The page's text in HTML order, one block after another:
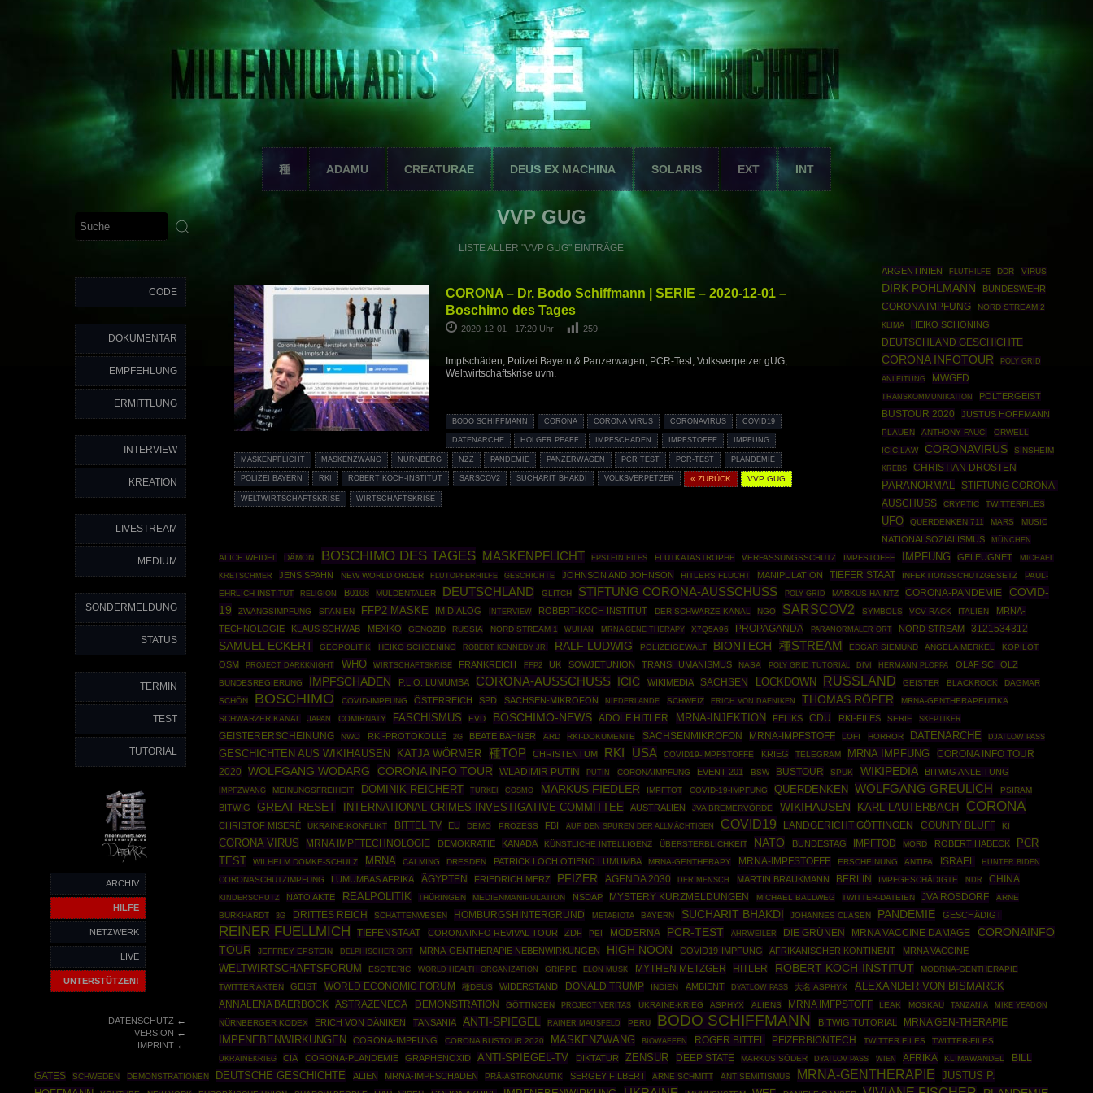
種 ADAMU CREATURAE DEUS EX MACHINA SOLARIS EXT INT
CODE
DOKUMENTAR
EMPFEHLUNG
ERMITTLUNG
INTERVIEW
KREATION
LIVESTREAM
MEDIUM
SONDERMELDUNG
STATUS
TERMIN
TEST
TUTORIAL
ARCHIV
HILFE
NETZWERK
LIVE
UNTERSTÜTZEN!
DATENSCHUTZ←
VERSION ←
IMPRINT←
VVP GUG
LISTE ALLER "VVP GUG" EINTRÄGE
CORONA – Dr. Bodo Schiffmann | SERIE – 2020-12-01 –
Boschimo des Tages
2020-12-01 - 17:20 Uhr 259
Impfschäden, Polizei Bayern & Panzerwagen, PCR-Test, Volksverpetzer gUG,
Weltwirtschaftskrise uvm.
BODO SCHIFFMANN CORONA CORONA VIRUS CORONAVIRUS COVID19
DATENARCHE HOLGER PFAFF IMPFSCHADEN IMPFSTOFFE IMPFUNG
MASKENPFLICHT MASKENZWANG NÜRNBERG NZZ PANDEMIE PANZERWAGEN PCR TEST PCR-TEST PLANDEMIE
POLIZEI BAYERN RKI ROBERT KOCH-INSTITUT SARSCOV2 SUCHARIT BHAKDI VOLKSVERPETZER « ZURÜCK VVP GUG
WELTWIRTSCHAFTSKRISE WIRTSCHAFTSKRISE
ARGENTINIEN FLUTHILFE DDR VIRUS
DIRK POHLMANN
BUNDESWEHR
CORONA IMPFUNG
NORD STREAM 2
KLIMA HEIKO SCHÖNING
DEUTSCHLAND GESCHICHTE
CORONA INFOTOUR
POLY GRID
ANLEITUNG
MWGFD
TRANSKOMMUNIKATION POLTERGEIST
BUSTOUR 2020 JUSTUS HOFFMANN
PLAUEN ANTHONY FAUCI
ORWELL
ICIC.LAW
CORONAVIRUS SINSHEIM
KREBS CHRISTIAN DROSTEN
PARANORMAL
STIFTUNG CORONA-
AUSCHUSS
CRYPTIC TWITTERFILES
UFO QUERDENKEN 711 MARS MUSIC
NATIONALSOZIALISMUS
MÜNCHEN
ALICE WEIDEL
DÄMON BOSCHIMO DES TAGES MASKENPFLICHT EPSTEIN FILES FLUTKATASTROPHE VERFASSUNGSSCHUTZ IMPFSTOFFE IMPFUNG GELEUGNET MICHAEL
KRETSCHMER JENS SPAHN NEW WORLD ORDER FLUTOPFERHILFE GESCHICHTE JOHNSON AND JOHNSON HITLERS FLUCHT MANIPULATION TIEFER STAAT INFEKTIONSSCHUTZGESETZ
PAUL-
EHRLICH INSTITUT
RELIGION B0108 MULDENTALER DEUTSCHLAND GLITCH STIFTUNG CORONA-AUSSCHUSS POLY GRID MARKUS HAINTZ CORONA-PANDEMIE
COVID-
19
ZWANGSIMPFUNG SPANIEN FFP2 MASKE IM DIALOG INTERVIEW ROBERT-KOCH INSTITUT DER SCHWARZE KANAL NGO SARSCOV2 SYMBOLS VCV RACK ITALIEN
MRNA-
TECHNOLOGIE
KLAUS SCHWAB MEXIKO GENOZID RUSSIA NORD STREAM 1 WUHAN MRNA GENE THERAPY X7Q5A96 PROPAGANDA PARANORMALER ORT NORD STREAM 3121534312
SAMUEL ECKERT GEOPOLITIK HEIKO SCHOENING ROBERT KENNEDY JR. RALF LUDWIG POLIZEIGEWALT BIONTECH 種STREAM EDGAR SIEMUND ANGELA MERKEL KOPILOT
OSM PROJECT DARKKNIGHT WHO WIRTSCHAFTSKRISE FRANKREICH FFP2 UK SOWJETUNION TRANSHUMANISMUS NASA POLY GRID TUTORIAL DIVI HERMANN PLOPPA OLAF SCHOLZ
BUNDESREGIERUNG IMPFSCHADEN P.L.O. LUMUMBA CORONA-AUSSCHUSS ICIC WIKIMEDIA SACHSEN LOCKDOWN RUSSLAND GEISTER BLACKROCK
DAGMAR
SCHÖN
BOSCHIMO COVID-IMPFUNG ÖSTERREICH SPD SACHSEN-MIKROFON NIEDERLANDE SCHWEIZ ERICH VON DAENIKEN THOMAS RÖPER
MRNA-GENTHERAPEUTIKA
SCHWARZER KANAL
JAPAN COMIRNATY FASCHISMUS EVD BOSCHIMO-NEWS ADOLF HITLER MRNA-INJEKTION FELIKS CDU RKI-FILES SERIE SKEPTIKER
GEISTERERSCHEINUNG NWO RKI-PROTOKOLLE 2G BEATE BAHNER ARD RKI-DOKUMENTE SACHSENMIKROFON MRNA-IMPFSTOFF LOFI HORROR DATENARCHE DJATLOW PASS
GESCHICHTEN AUS WIKIHAUSEN KATJA WÖRMER 種TOP CHRISTENTUM RKI USA COVID19-IMPFSTOFFE KRIEG TELEGRAM MRNA IMPFUNG
CORONA INFO TOUR
2020
WOLFGANG WODARG CORONA INFO TOUR WLADIMIR PUTIN PUTIN CORONAIMPFUNG EVENT 201 BSW BUSTOUR SPUK WIKIPEDIA BITWIG ANLEITUNG
IMPFZWANG MEINUNGSFREIHEIT DOMINIK REICHERT TÜRKEI COSMO MARKUS FIEDLER IMPFTOT COVID-19-IMPFUNG QUERDENKEN WOLFGANG GREULICH PSIRAM
BITWIG GREAT RESET INTERNATIONAL CRIMES INVESTIGATIVE COMMITTEE AUSTRALIEN JVA BREMERVÖRDE WIKIHAUSEN KARL LAUTERBACH CORONA
CHRISTOF MISERÉ UKRAINE-KONFLIKT BITTEL TV EU DEMO PROZESS FBI AUF DEN SPUREN DER ALLMÄCHTIGEN COVID19 LANDGERICHT GÖTTINGEN COUNTY BLUFF KI
CORONA VIRUS MRNA IMPFTECHNOLOGIE DEMOKRATIE KANADA KÜNSTLICHE INTELLIGENZ ÜBERSTERBLICHKEIT NATO BUNDESTAG IMPFTOD MORD ROBERT HABECK
PCR
TEST
WILHELM DOMKE-SCHULZ MRNA CALMING DRESDEN PATRICK LOCH OTIENO LUMUMBA MRNA-GENTHERAPY MRNA-IMPFSTOFFE ERSCHEINUNG ANTIFA ISRAEL HUNTER BIDEN
CORONASCHUTZIMPFUNG LUMUMBAS AFRIKA ÄGYPTEN FRIEDRICH MERZ PFIZER AGENDA 2030 DER MENSCH MARTIN BRAUKMANN BERLIN IMPFGESCHÄDIGTE NDR CHINA
KINDERSCHUTZ NATO AKTE REALPOLITIK THÜRINGEN MEDIENMANIPULATION NSDAP MYSTERY KURZMELDUNGEN MICHAEL BALLWEG TWITTER-DATEIEN JVA ROSDORF
ARNE
BURKHARDT
3G DRITTES REICH SCHATTENWESEN HOMBURGSHINTERGRUND METABIOTA BAYERN SUCHARIT BHAKDI JOHANNES CLASEN PANDEMIE GESCHÄDIGT
REINER FUELLMICH TIEFENSTAAT CORONA INFO REVIVAL TOUR ZDF PEI MODERNA PCR-TEST AHRWEILER DIE GRÜNEN MRNA VACCINE DAMAGE
CORONAINFO
TOUR
JEFFREY EPSTEIN DELPHISCHER ORT MRNA-GENTHERAPIE NEBENWIRKUNGEN HIGH NOON COVID19-IMPFUNG AFRIKANISCHER KONTINENT MRNA VACCINE
WELTWIRTSCHAFTSFORUM ESOTERIC WORLD HEALTH ORGANIZATION GRIPPE ELON MUSK MYTHEN METZGER HITLER ROBERT KOCH-INSTITUT
MODRNA-GENTHERAPIE
TWITTER AKTEN
GEIST WORLD ECONOMIC FORUM 種DEUS WIDERSTAND DONALD TRUMP INDIEN AMBIENT DYATLOW PASS 大名 ASPHYX ALEXANDER VON BISMARCK
ANNALENA BAERBOCK ASTRAZENECA DEMONSTRATION GÖTTINGEN PROJECT VERITAS UKRAINE-KRIEG ASPHYX ALIENS MRNA IMFPSTOFF LEAK MOSKAU TANZANIA MIKE YEADON
NÜRNBERGER KODEX ERICH VON DÄNIKEN TANSANIA ANTI-SPIEGEL RAINER MAUSFELD PERU BODO SCHIFFMANN BITWIG TUTORIAL MRNA GEN-THERAPIE
IMPFNEBENWIRKUNGEN CORONA-IMPFUNG CORONA BUSTOUR 2020 MASKENZWANG BIOWAFFEN ROGER BITTEL PFIZERBIONTECH TWITTER FILES
TWITTER-FILES
UKRAINEKRIEG
CIA CORONA-PLANDEMIE GRAPHENOXID ANTI-SPIEGEL-TV DIKTATUR ZENSUR DEEP STATE MARKUS SÖDER DYATLOV PASS WIEN AFRIKA KLIMAWANDEL
BILL
GATES
SCHWEDEN DEMONSTRATIONEN DEUTSCHE GESCHICHTE ALIEN MRNA-IMPFSCHADEN PRÄ-ASTRONAUTIK SERGEY FILBERT ARNE SCHMITT ANTISEMITISMUS MRNA-GENTHERAPIE
JUSTUS P.